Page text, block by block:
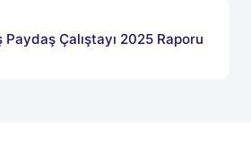
Aralık 2025
Paydaş Çalıştayı 2025 Raporu